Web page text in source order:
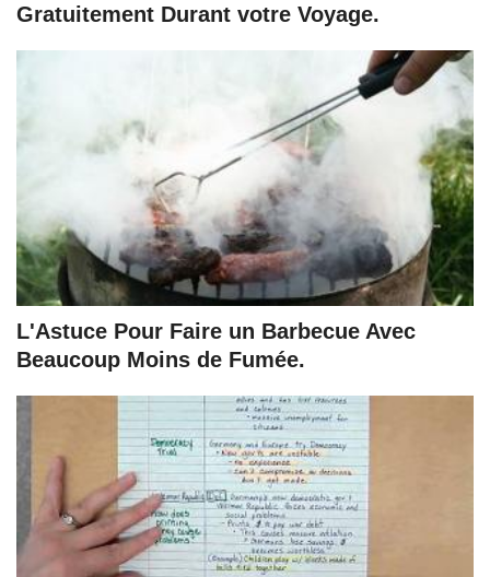
Gratuitement Durant votre Voyage.
L'Astuce Pour Faire un Barbecue Avec
Beaucoup Moins de Fumée.